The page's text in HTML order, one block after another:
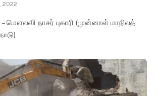
2022
மௌலவி நாசர் புகாரி (முன்னாள் மாநிலத்